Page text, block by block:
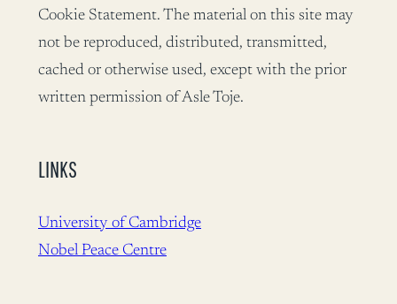
Cookie Statement. The material on this site may
not be reproduced, distributed, transmitted,
cached or otherwise used, except with the prior
written permission of Asle Toje.
LINKS
University of Cambridge
Nobel Peace Centre